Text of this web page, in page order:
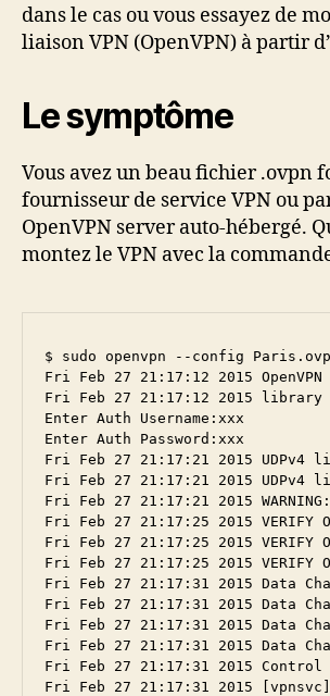
dans le cas ou vous essayez de
liaison VPN (OpenVPN) à partir
Le symptôme
Vous avez un beau fichier .ovpn
fournisseur de service VPN ou
OpenVPN server auto-hébergé.
montez le VPN avec la
$ sudo openvpn --config
Fri Feb 27 21:17:12 2015
Fri Feb 27 21:17:12 2015 library
Enter Auth Username:xxx
Enter Auth Password:xxx
Fri Feb 27 21:17:21 2015 UDPv4
Fri Feb 27 21:17:21 2015 UDPv4
Fri Feb 27 21:17:21 2015
Fri Feb 27 21:17:25 2015 VERIFY
Fri Feb 27 21:17:25 2015 VERIFY
Fri Feb 27 21:17:25 2015 VERIFY
Fri Feb 27 21:17:31 2015 Data
Fri Feb 27 21:17:31 2015 Data
Fri Feb 27 21:17:31 2015 Data
Fri Feb 27 21:17:31 2015 Data
Fri Feb 27 21:17:31 2015 Control
Fri Feb 27 21:17:31 2015